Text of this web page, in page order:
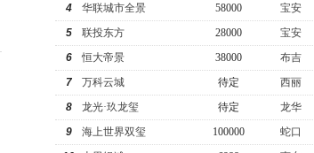
4
华联城市全景 58000
宝安
5
联投东方 28000
宝安
6
恒大帝景 38000
布吉
7
万科云城 待定
西丽
8
龙光·玖龙玺 待定
龙华
9
海上世界双玺 100000
蛇口